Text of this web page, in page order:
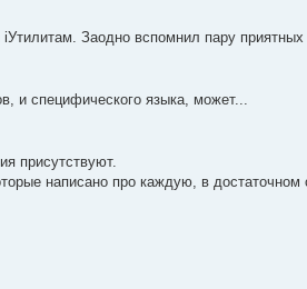
Заодно вспомнил пару приятных
и специфического языка, может...
присутствуют.
написано про каждую, в достаточном